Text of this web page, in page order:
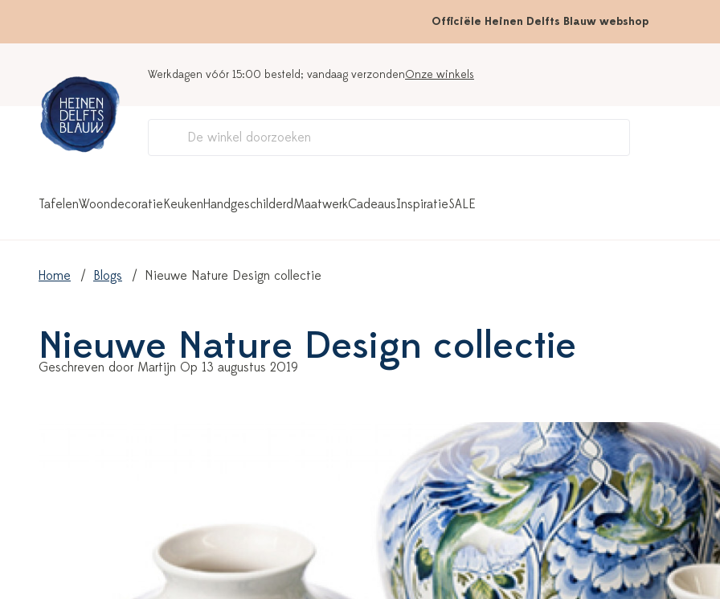
Officiële Heinen Delfts Blauw webshop
Werkdagen vóór 15:00 besteld; vandaag verzondenOnze winkels
TafelenWoondecoratieKeukenHandgeschilderdMaatwerkCadeausInspiratieSALE
Home Blogs Nieuwe Nature Design collectie
Nieuwe Nature Design collectie
Geschreven door Martijn Op 13 augustus 2019